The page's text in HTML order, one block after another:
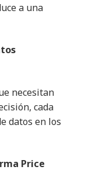
a una
necesitan
cada
datos en los
Price